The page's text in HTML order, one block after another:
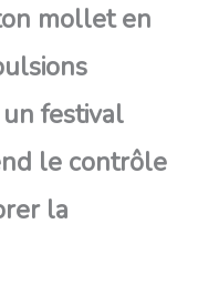
mollet en
festival
le contrôle
la